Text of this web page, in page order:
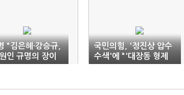
"김은혜·강승규,
인 규명의 장이
"
국민의힘, '정진상 압수
수색'에 "'대장동 형제
들'이 무너지고 있다"